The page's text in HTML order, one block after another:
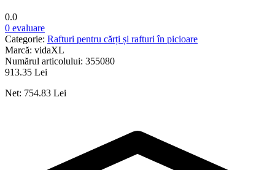
0.0
0 evaluare
Categorie: Rafturi pentru cărți și rafturi în picioare
Marcă: vidaXL
Numărul articolului: 355080
913.35 Lei
Net: 754.83 Lei